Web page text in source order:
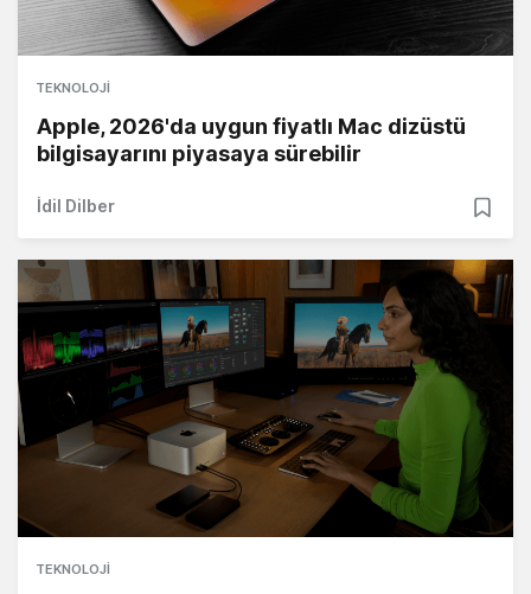
TEKNOLOJI
Apple, 2026'da uygun fiyatlı Mac dizüstü
bilgisayarını piyasaya sürebilir
İdil Dilber
TEKNOLOJI